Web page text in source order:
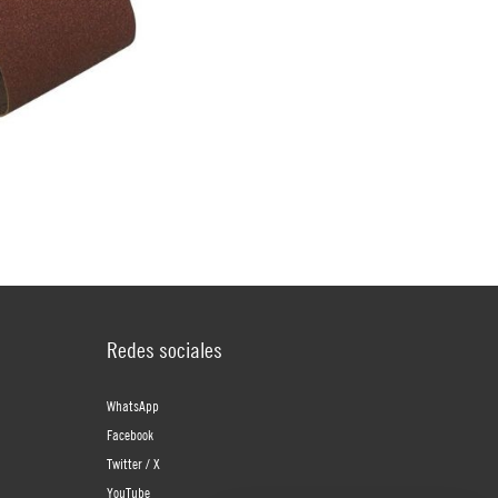
Redes sociales
WhatsApp
Facebook
Twitter / X
YouTube